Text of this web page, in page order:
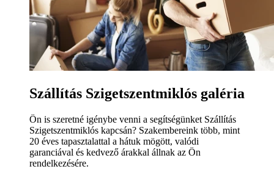
Szállítás Szigetszentmiklós galéria
Ön is szeretné igénybe venni a segítségünket Szállítás
Szigetszentmiklós kapcsán? Szakembereink több, mint
20 éves tapasztalattal a hátuk mögött, valódi
garanciával és kedvező árakkal állnak az Ön
rendelkezésére.